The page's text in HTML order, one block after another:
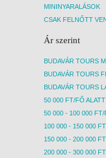
MININYARALÁSOK
Ár szerint
50 000 FT/FŐ ALATT